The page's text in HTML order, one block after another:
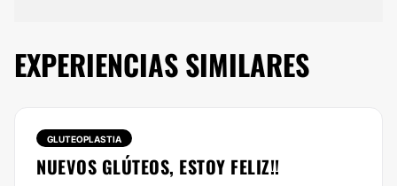
EXPERIENCIAS SIMILARES
GLUTEOPLASTIA
NUEVOS GLÚTEOS, ESTOY FELIZ!!